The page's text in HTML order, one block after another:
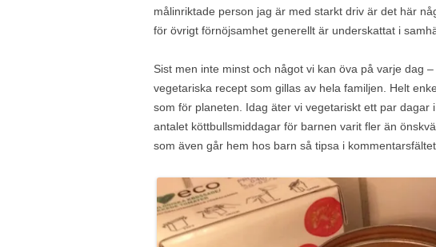
målinriktade person jag är med starkt driv är det här
för övrigt förnöjsamhet generellt är underskattat i
Sist men inte minst och något vi kan öva på varje dag
vegetariska recept som gillas av hela familjen. Helt
som för planeten. Idag äter vi vegetariskt ett par
antalet köttbullsmiddagar för barnen varit fler än
som även går hem hos barn så tipsa i